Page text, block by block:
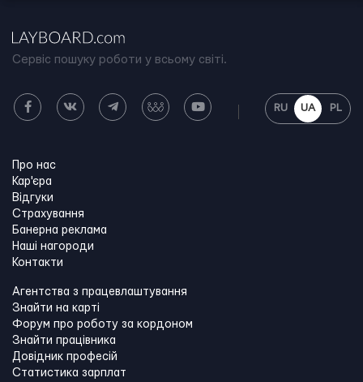
Сервіс пошуку роботи у всьому світі.
RU UA PL
Про нас
Кар'єра
Відгуки
Страхування
Банерна реклама
Наші нагороди
Контакти
Агентства з працевлаштування
Знайти на карті
Форум про роботу за кордоном
Знайти працівника
Довідник професій
Статистика зарплат